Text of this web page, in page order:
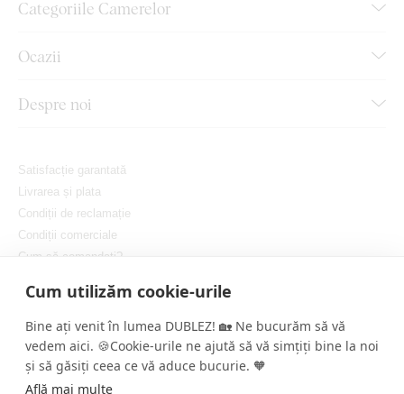
Cum utilizăm cookie-urile
Bine ați venit în lumea DUBLEZ! 🏡 Ne bucurăm să vă
vedem aici. 🍪Cookie-urile ne ajută să vă simțiți bine la noi
și să găsiți ceea ce vă aduce bucurie. 🧡
Află mai multe
Categoriile Camerelor
Ocazii
Despre noi
Satisfacție garantată
Livrarea și plata
Condiții de reclamație
Condiții comerciale
Cum să comandați?
Setați cookie-urile